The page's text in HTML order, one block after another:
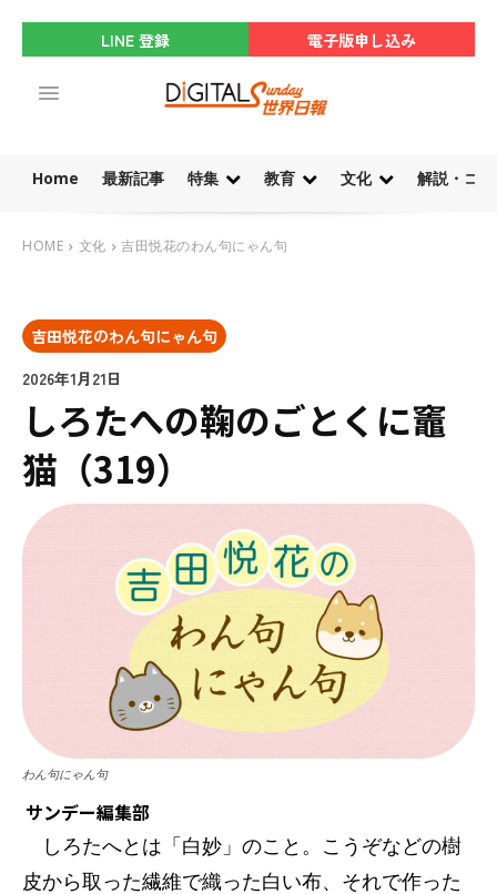
LINE 登録 電子版申し込み
Home 最新記事 特集 教育 文化 解説・コ
HOME 文化 吉田悦花のわん句にゃん句
吉田悦花のわん句にゃん句
2026年1月21日
しろたへの鞠のごとくに竈
猫（319）
わん句にゃん句
サンデー編集部
しろたへとは「白妙」のこと。こうぞなどの樹
皮から取った繊維で織った白い布、それで作った